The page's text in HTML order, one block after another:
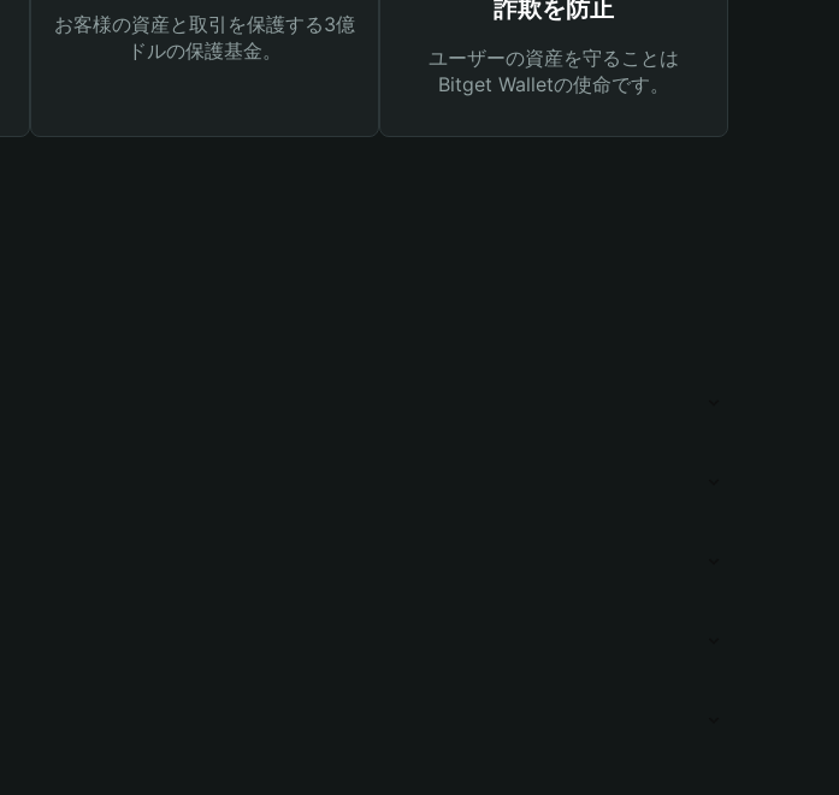
お客様の資産と取引を保護する3億
ドルの保護基金。
詐欺を防止
ユーザーの資産を守ることは
Bitget Walletの使命です。